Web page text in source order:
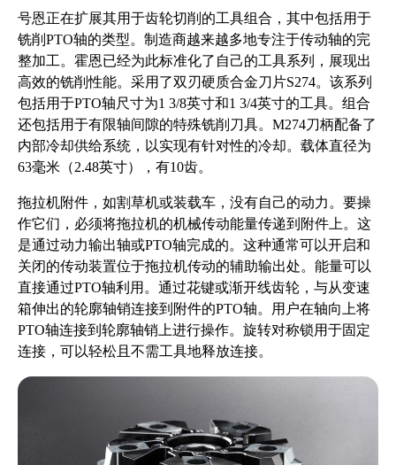
号恩正在扩展其用于齿轮切削的工具组合，其中包括用于
铣削PTO轴的类型。制造商越来越多地专注于传动轴的完
整加工。霍恩已经为此标准化了自己的工具系列，展现出
高效的铣削性能。采用了双刃硬质合金刀片S274。该系列
包括用于PTO轴尺寸为1 3/8英寸和1 3/4英寸的工具。组合
还包括用于有限轴间隙的特殊铣削刀具。M274刀柄配备了
内部冷却供给系统，以实现有针对性的冷却。载体直径为
63毫米（2.48英寸），有10齿。
拖拉机附件，如割草机或装载车，没有自己的动力。要操
作它们，必须将拖拉机的机械传动能量传递到附件上。这
是通过动力输出轴或PTO轴完成的。这种通常可以开启和
关闭的传动装置位于拖拉机传动的辅助输出处。能量可以
直接通过PTO轴利用。通过花键或渐开线齿轮，与从变速
箱伸出的轮廓轴销连接到附件的PTO轴。用户在轴向上将
PTO轴连接到轮廓轴销上进行操作。旋转对称锁用于固定
连接，可以轻松且不需工具地释放连接。